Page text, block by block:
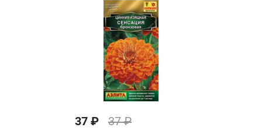
37 ₽ 37 ₽